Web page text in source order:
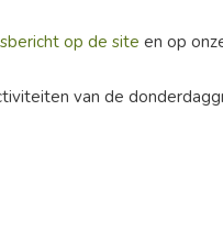
op de site en op
van de